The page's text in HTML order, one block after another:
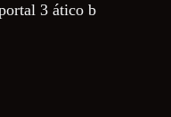
3 ático b